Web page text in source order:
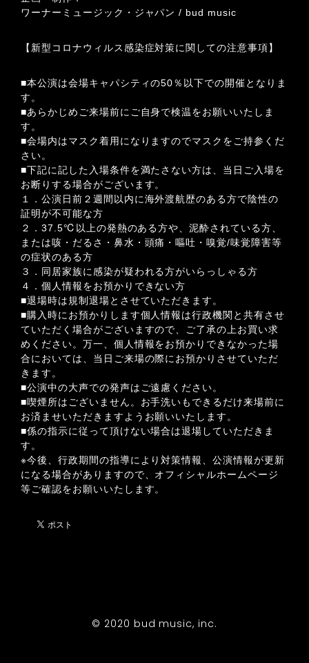
ワーナーミュージック・ジャパン / bud music
【新型コロナウィルス感染症対策に関しての注意事項】
■本公演は会場キャパシティの50％以下での開催となりま
す。
■あらかじめご来場前にご自身で検温をお願いいたしま
す。
■会場内はマスク着用になりますのでマスクをご持参くだ
さい。
■下記に記した入場条件を満たさない方は、当日ご入場を
お断りする場合がございます。
１．公演日前２週間以内に海外渡航歴のある方で陰性の
証明が不可能な方
２．37.5℃以上の発熱のある方や、泥酔されている方、
または咳・だるさ・鼻水・頭痛・嘔吐・嗅覚/味覚障害等
の症状のある方
３．同居家族に感染が疑われる方がいらっしゃる方
４．個人情報をお預かりできない方
■退場時は規制退場とさせていただきます。
■購入時にお預かりします個人情報は行政機関と共有させ
ていただく場合がございますので、ご了承の上お買い求
めください。万一、個人情報をお預かりできなかった場
合においては、当日ご来場の際にお預かりさせていただ
きます。
■公演中の大声での発声はご遠慮ください。
■喫煙所はございません。お手洗いもできるだけ来場前に
お済ませいただきますようお願いいたします。
■係の指示に従って頂けない場合は退場していただきま
す。
※今後、行政期間の指導により対策情報、公演情報が更新
になる場合がありますので、オフィシャルホームページ
等ご確認をお願いいたします。
© 2020 bud music, inc.